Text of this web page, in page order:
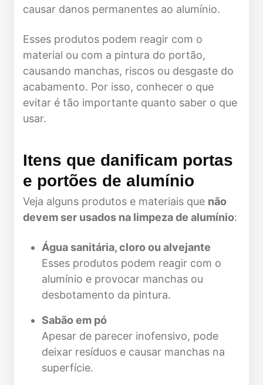
causar danos permanentes ao alumínio.
Esses produtos podem reagir com o
material ou com a pintura do portão,
causando manchas, riscos ou desgaste do
acabamento. Por isso, conhecer o que
evitar é tão importante quanto saber o que
usar.
Itens que danificam portas
e portões de alumínio
Veja alguns produtos e materiais que não
devem ser usados na limpeza de alumínio:
Água sanitária, cloro ou alvejante
Esses produtos podem reagir com o
alumínio e provocar manchas ou
desbotamento da pintura.
Sabão em pó
Apesar de parecer inofensivo, pode
deixar resíduos e causar manchas na
superfície.